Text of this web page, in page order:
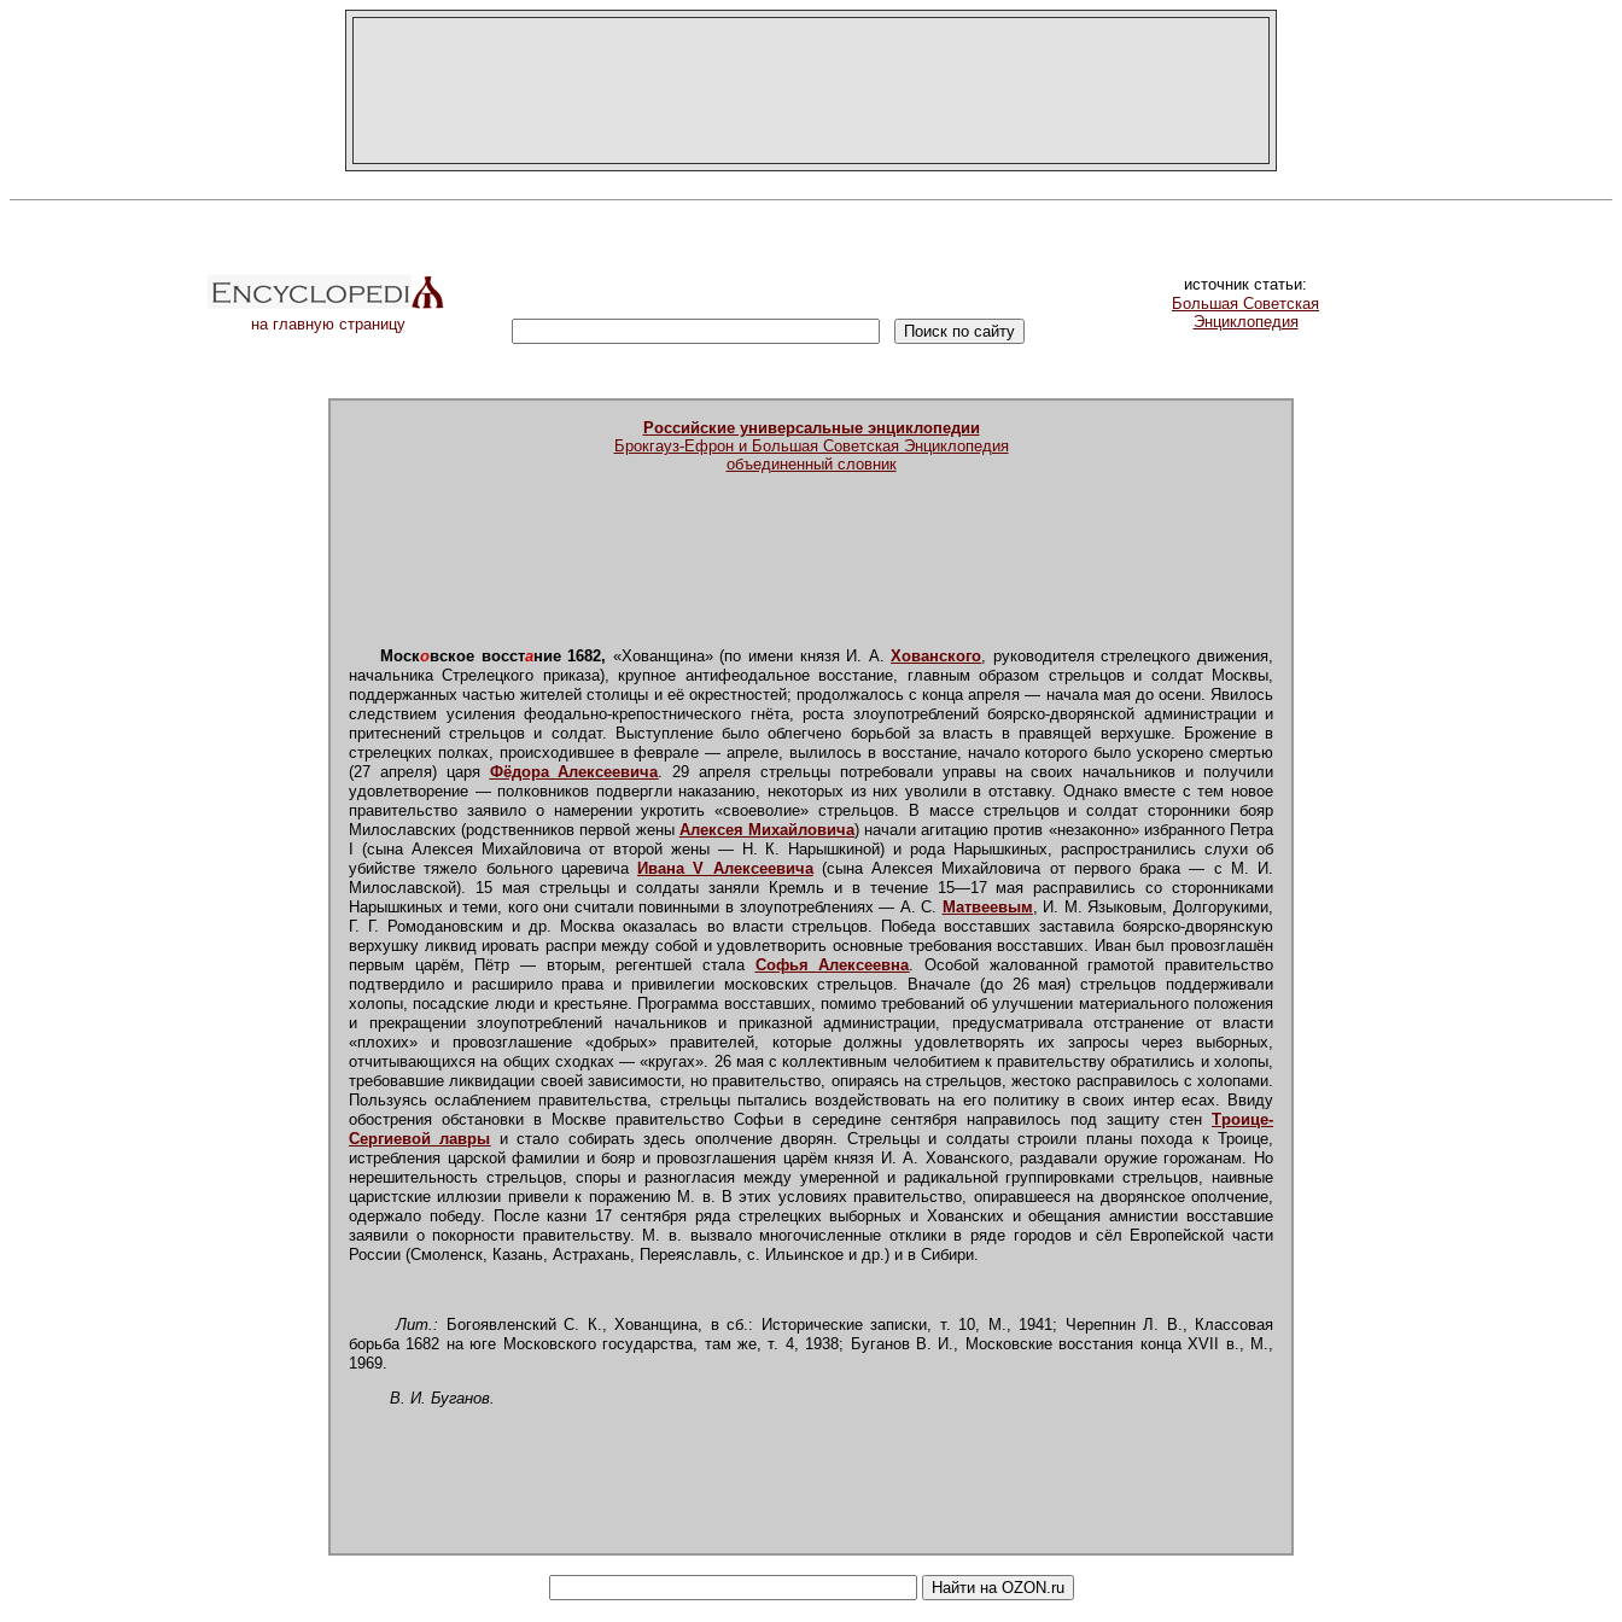
на главную страницу
источник статьи:
Большая Советская
Энциклопедия
Российские универсальные энциклопедии
Брокгауз-Ефрон и Большая Советская Энциклопедия
объединенный словник
Московское восстание 1682, «Хованщина» (по имени князя И. А.Хованского, руководителя стрелецкого движения,
начальника Стрелецкого приказа), крупное антифеодальное восстание, главным образом стрельцов и солдат Москвы,
поддержанных частью жителей столицы и её окрестностей; продолжалось с конца апреля — начала мая до осени. Явилось
следствием усиления феодально-крепостнического гнёта, роста злоупотреблений боярско-дворянской администрации и
притеснений стрельцов и солдат. Выступление было облегчено борьбой за власть в правящей верхушке. Брожение в
стрелецких полках, происходившее в феврале — апреле, вылилось в восстание, начало которого было ускорено смертью
(27 апреля) царя Фёдора Алексеевича. 29 апреля стрельцы потребовали управы на своих начальников и получили
удовлетворение — полковников подвергли наказанию, некоторых из них уволили в отставку. Однако вместе с тем новое
правительство заявило о намерении укротить «своеволие» стрельцов. В массе стрельцов и солдат сторонники бояр
Милославских (родственников первой жены Алексея Михайловича) начали агитацию против «незаконно» избранного Петра
I (сына Алексея Михайловича от второй жены — Н. К. Нарышкиной) и рода Нарышкиных, распространились слухи об
убийстве тяжело больного царевича Ивана V Алексеевича(сына Алексея Михайловича от первого брака — с М. И.
Милославской). 15 мая стрельцы и солдаты заняли Кремль и в течение 15—17 мая расправились со сторонниками
Нарышкиных и теми, кого они считали повинными в злоупотреблениях — А. С. Матвеевым, И. М. Языковым, Долгорукими,
Г. Г. Ромодановским и др. Москва оказалась во власти стрельцов. Победа восставших заставила боярско-дворянскую
верхушку ликвид ировать распри между собой и удовлетворить основные требования восставших. Иван был провозглашён
первым царём, Пётр — вторым, регентшей стала Софья Алексеевна. Особой жалованной грамотой правительство
подтвердило и расширило права и привилегии московских стрельцов. Вначале (до 26 мая) стрельцов поддерживали
холопы, посадские люди и крестьяне. Программа восставших, помимо требований об улучшении материального положения
и прекращении злоупотреблений начальников и приказной администрации, предусматривала отстранение от власти
«плохих» и провозглашение «добрых» правителей, которые должны удовлетворять их запросы через выборных,
отчитывающихся на общих сходках — «кругах». 26 мая с коллективным челобитием к правительству обратились и холопы,
требовавшие ликвидации своей зависимости, но правительство, опираясь на стрельцов, жестоко расправилось с холопами.
Пользуясь ослаблением правительства, стрельцы пытались воздействовать на его политику в своих интер есах. Ввиду
обострения обстановки в Москве правительство Софьи в середине сентября направилось под защиту стен Троице-
Сергиевой лавры и стало собирать здесь ополчение дворян. Стрельцы и солдаты строили планы похода к Троице,
истребления царской фамилии и бояр и провозглашения царём князя И. А. Хованского, раздавали оружие горожанам. Но
нерешительность стрельцов, споры и разногласия между умеренной и радикальной группировками стрельцов, наивные
царистские иллюзии привели к поражению М. в. В этих условиях правительство, опиравшееся на дворянское ополчение,
одержало победу. После казни 17 сентября ряда стрелецких выборных и Хованских и обещания амнистии восставшие
заявили о покорности правительству. М. в. вызвало многочисленные отклики в ряде городов и сёл Европейской части
России (Смоленск, Казань, Астрахань, Переяславль, с. Ильинское и др.) и в Сибири.
Лит.: Богоявленский С. К., Хованщина, в сб.: Исторические записки, т. 10, М., 1941; Черепнин Л. В., Классовая
борьба 1682 на юге Московского государства, там же, т. 4, 1938; Буганов В. И., Московские восстания конца XVII в., М.,
1969.
В. И. Буганов.